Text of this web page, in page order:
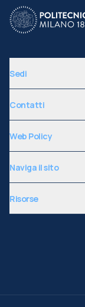
Sedi
Contatti
Web Policy
Naviga il sito
Risorse